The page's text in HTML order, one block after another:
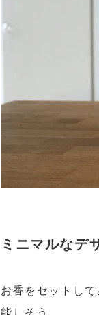
ミニマルなデ
お香をセットし
能しそう。